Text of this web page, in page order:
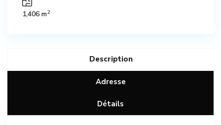
1,406 m2
Description
Adresse
Détails